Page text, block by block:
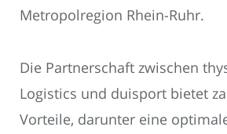
Metropolregion Rhein-Ruhr.
Die Partnerschaft zwischen
Logistics und duisport bietet
Vorteile, darunter eine